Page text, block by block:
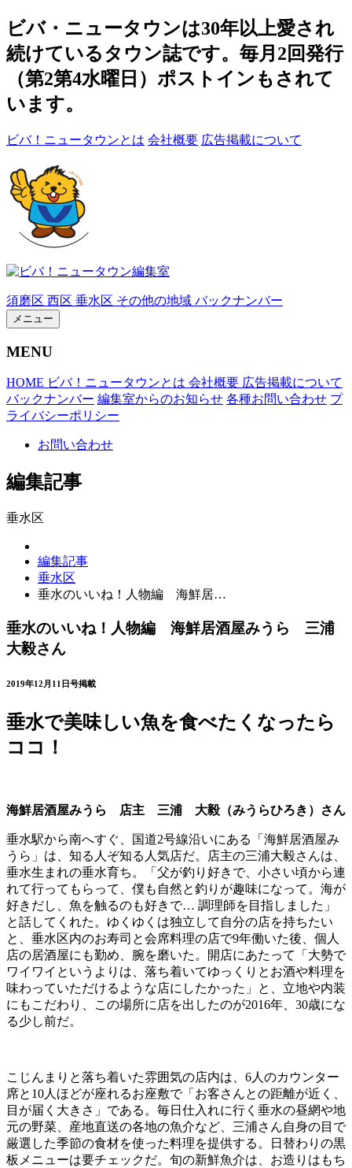
ビバ・ニュータウンは30年以上愛され
続けているタウン誌です。毎月2回発行
（第2第4水曜日）ポストインもされて
います。
ビバ！ニュータウンとは 会社概要 広告掲載について
須磨区 西区 垂水区 その他の地域 バックナンバー
メニュー
MENU
HOME ビバ！ニュータウンとは 会社概要 広告掲載について
バックナンバー 編集室からのお知らせ 各種お問い合わせ プ
ライバシーポリシー
お問い合わせ
編集記事
垂水区
編集記事
垂水区
垂水のいいね！人物編 海鮮居…
垂水のいいね！人物編 海鮮居酒屋みうら 三浦
大毅さん
2019年12月11日号掲載
垂水で美味しい魚を食べたくなったら
ココ！
海鮮居酒屋みうら 店主 三浦 大毅（みうらひろき）さん
垂水駅から南へすぐ、国道2号線沿いにある「海鮮居酒屋み
うら」は、知る人ぞ知る人気店だ。店主の三浦大毅さんは、
垂水生まれの垂水育ち。「父が釣り好きで、小さい頃から連
れて行ってもらって、僕も自然と釣りが趣味になって。海が
好きだし、魚を触るのも好きで… 調理師を目指しました」
と話してくれた。ゆくゆくは独立して自分の店を持ちたい
と、垂水区内のお寿司と会席料理の店で9年働いた後、個人
店の居酒屋にも勤め、腕を磨いた。開店にあたって「大勢で
ワイワイというよりは、落ち着いてゆっくりとお酒や料理を
味わっていただけるような店にしたかった」と、立地や内装
にもこだわり、この場所に店を出したのが2016年、30歳にな
る少し前だ。
こじんまりと落ち着いた雰囲気の店内は、6人のカウンター
席と10人ほどが座れるお座敷で「お客さんとの距離が近く、
目が届く大きさ」である。毎日仕入れに行く垂水の昼網や地
元の野菜、産地直送の各地の魚介など、三浦さん自身の目で
厳選した季節の食材を使った料理を提供する。日替わりの黒
板メニューは要チェックだ。旬の新鮮魚介は、お造りはもち